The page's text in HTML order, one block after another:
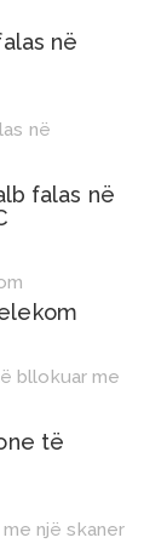
në
falas në
të